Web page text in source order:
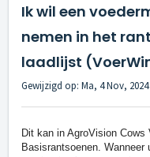
Ik wil een
nemen in het
laadlijst
Gewijzigd op: Ma, 4 Nov, 2024
Dit kan in AgroVision
Basisrantsoenen. Wanneer